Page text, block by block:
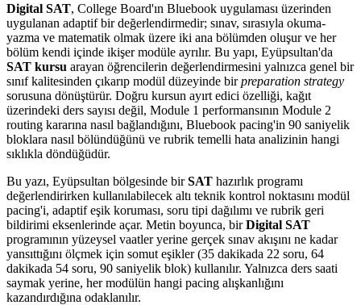
Digital SAT, College Board'ın Bluebook uygulaması üzerinden
uygulanan adaptif bir değerlendirmedir; sınav, sırasıyla okuma-
yazma ve matematik olmak üzere iki ana bölümden oluşur ve her
bölüm kendi içinde ikişer modüle ayrılır. Bu yapı, Eyüpsultan'da
SAT kursu arayan öğrencilerin değerlendirmesini yalnızca genel bir
sınıf kalitesinden çıkarıp modül düzeyinde birpreparation strategy
sorusuna dönüştürür. Doğru kursun ayırt edici özelliği, kağıt
üzerindeki ders sayısı değil, Module 1 performansının Module 2
routing kararına nasıl bağlandığını, Bluebook pacing'in 90 saniyelik
bloklara nasıl bölündüğünü ve rubrik temelli hata analizinin hangi
sıklıkla döndüğüdür.
Bu yazı, Eyüpsultan bölgesinde birSAT hazırlık programı
değerlendirirken kullanılabilecek altı teknik kontrol noktasını modül
pacing'i, adaptif eşik koruması, soru tipi dağılımı ve rubrik geri
bildirimi eksenlerinde açar. Metin boyunca, birDigital SAT
programının yüzeysel vaatler yerine gerçek sınav akışını ne kadar
yansıttığını ölçmek için somut eşikler (35 dakikada 22 soru, 64
dakikada 54 soru, 90 saniyelik blok) kullanılır. Yalnızca ders saati
saymak yerine, her modülün hangi pacing alışkanlığını
kazandırdığına odaklanılır.